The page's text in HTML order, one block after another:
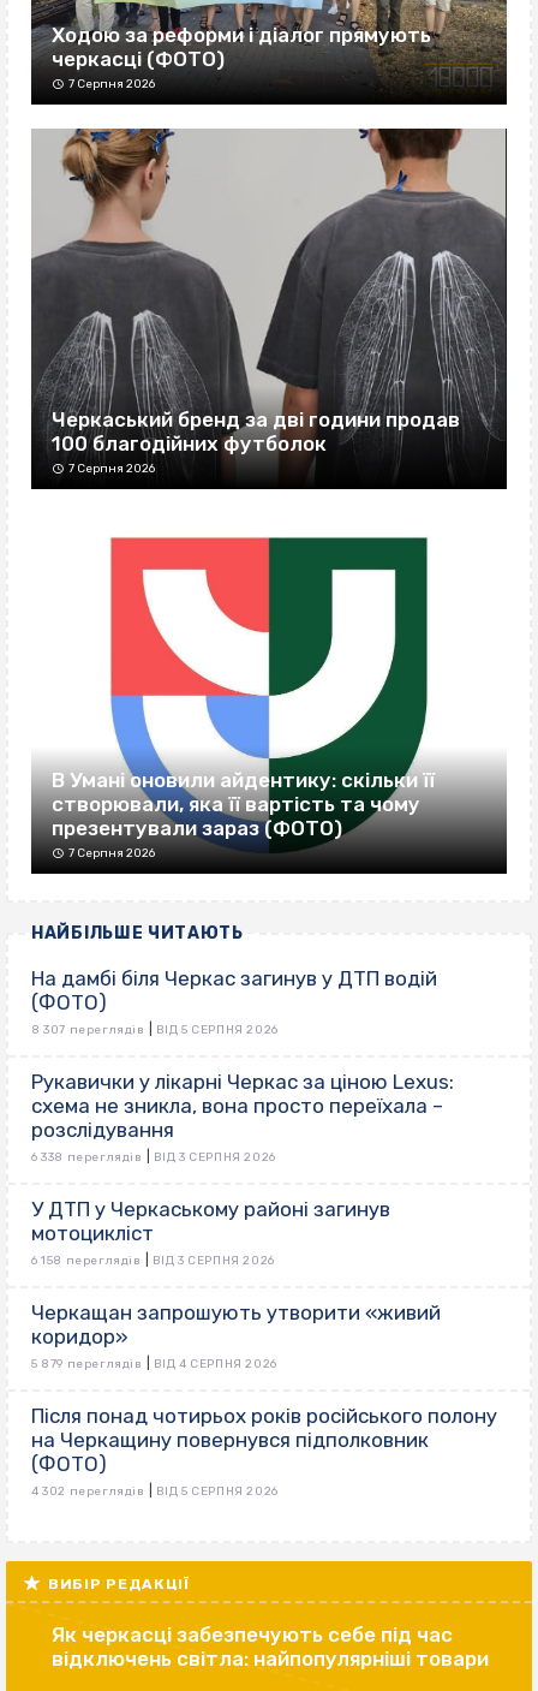
Ходою за реформи і діалог прямують
черкасці (ФОТО)
7 Серпня 2026
Черкаський бренд за дві години продав
100 благодійних футболок
7 Серпня 2026
В Умані оновили айдентику: скільки її
створювали, яка її вартість та чому
презентували зараз (ФОТО)
7 Серпня 2026
НАЙБІЛЬШЕ ЧИТАЮТЬ
На дамбі біля Черкас загинув у ДТП водій
(ФОТО)
8 307 переглядів ВІД 5 СЕРПНЯ 2026
Рукавички у лікарні Черкас за ціною Lexus:
схема не зникла, вона просто переїхала –
розслідування
6 338 переглядів ВІД 3 СЕРПНЯ 2026
У ДТП у Черкаському районі загинув
мотоцикліст
6 158 переглядів ВІД 3 СЕРПНЯ 2026
Черкащан запрошують утворити «живий
коридор»
5 879 переглядів ВІД 4 СЕРПНЯ 2026
Після понад чотирьох років російського полону
на Черкащину повернувся підполковник
(ФОТО)
4 302 переглядів ВІД 5 СЕРПНЯ 2026
ВИБІР РЕДАКЦІЇ
Як черкасці забезпечують себе під час
відключень світла: найпопулярніші товари